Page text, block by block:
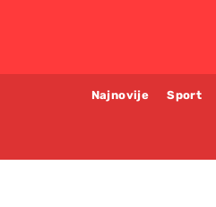
Najnovije Sport